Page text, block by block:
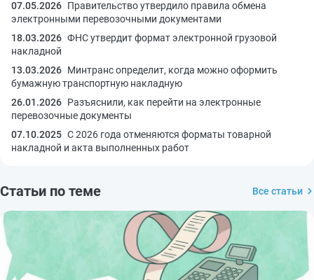
07.05.2026 Правительство утвердило правила обмена
электронными перевозочными документами
18.03.2026 ФНС утвердит формат электронной грузовой
накладной
13.03.2026 Минтранс определит, когда можно оформить
бумажную транспортную накладную
26.01.2026 Разъяснили, как перейти на электронные
перевозочные документы
07.10.2025 С 2026 года отменяются форматы товарной
накладной и акта выполненных работ
Статьи по теме Все статьи